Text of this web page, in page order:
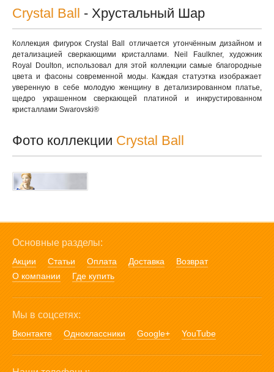
Crystal Ball - Хрустальный Шар
Коллекция фигурок Crystal Ball отличается утончённым дизайном и
детализацией сверкающими кристаллами. Neil Faulkner, художник
Royal Doulton, использовал для этой коллекции самые благородные
цвета и фасоны современной моды. Каждая статуэтка изображает
уверенную в себе молодую женщину в детализированном платье,
щедро украшенном сверкающей платиной и инкрустированном
кристаллами Swarovski®
Фото коллекции Crystal Ball
Основные разделы:
Акции Статьи Оплата Доставка
Возврат
О компании
Где купить
Мы в соцсетях:
Вконтакте Одноклассники Google+ YouTube